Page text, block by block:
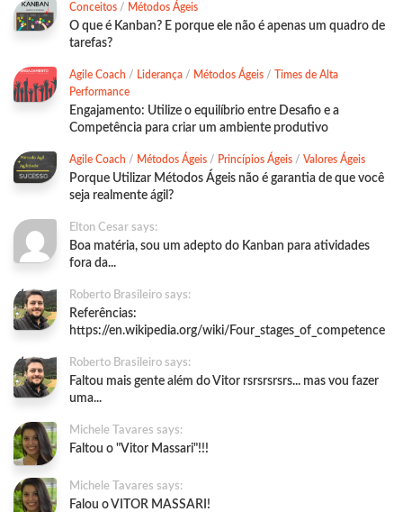
Conceitos / Métodos Ágeis
O que é Kanban? E porque ele não é apenas um quadro de
tarefas?
Agile Coach / Liderança / Métodos Ágeis / Times de Alta
Performance
Engajamento: Utilize o equilíbrio entre Desafio e a
Competência para criar um ambiente produtivo
Agile Coach / Métodos Ágeis / Princípios Ágeis / Valores Ágeis
Porque Utilizar Métodos Ágeis não é garantia de que você
seja realmente ágil?
Elton Cesar says:
Boa matéria, sou um adepto do Kanban para atividades
fora da...
Roberto Brasileiro says:
Referências:
https://en.wikipedia.org/wiki/Four_stages_of_competence
Roberto Brasileiro says:
Faltou mais gente além do Vitor rsrsrsrsrs... mas vou fazer
uma...
Michele Tavares says:
Faltou o "Vitor Massari"!!!
Michele Tavares says:
Falou o VITOR MASSARI!